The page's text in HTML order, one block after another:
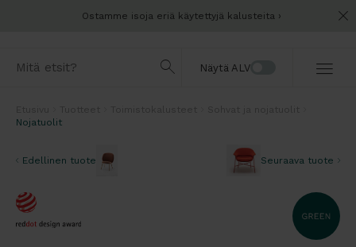
Ostamme isoja eriä käytettyjä kalusteita
Näytä ALV
Nojatuolit
Edellinen tuote Seuraava tuote